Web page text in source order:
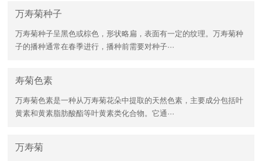
万寿菊种子
万寿菊种子呈黑色或棕色，形状略扁，表面有一定的纹理。万寿菊种
子的播种通常在春季进行，播种前需要对种子···
寿菊色素
万寿菊色素是一种从万寿菊花朵中提取的天然色素，主要成分包括叶
黄素和黄素脂肪酸酯等叶黄素类化合物。它通···
万寿菊